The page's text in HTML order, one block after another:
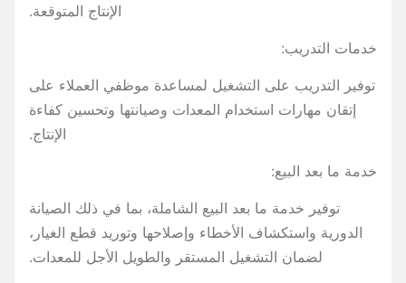
الإنتاج المتوقعة.
خدمات التدريب:
توفير التدريب على التشغيل لمساعدة موظفي العملاء على
إتقان مهارات استخدام المعدات وصيانتها وتحسين كفاءة
الإنتاج.
خدمة ما بعد البيع:
توفير خدمة ما بعد البيع الشاملة، بما في ذلك الصيانة
الدورية واستكشاف الأخطاء وإصلاحها وتوريد قطع الغيار،
لضمان التشغيل المستقر والطويل الأجل للمعدات.